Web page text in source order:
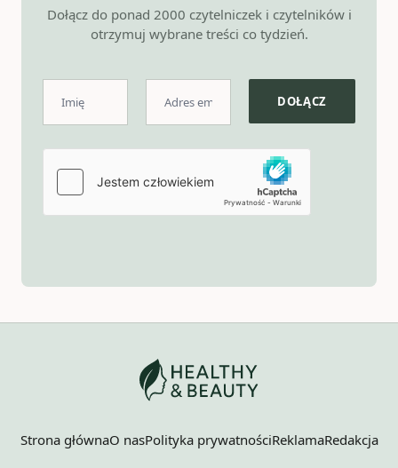
Dołącz do ponad 2000 czytelniczek i czytelników i
otrzymuj wybrane treści co tydzień.
Strona głównaO nasPolityka prywatnościReklamaRedakcja